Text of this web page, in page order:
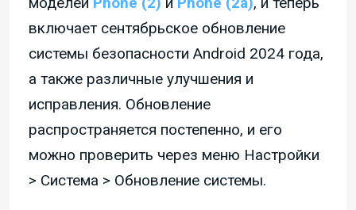
включает сентябрьское обновление
системы безопасности Android 2024 года,
а также различные улучшения и
исправления. Обновление
распространяется постепенно, и его
можно проверить через меню Настройки
> Система > Обновление системы.